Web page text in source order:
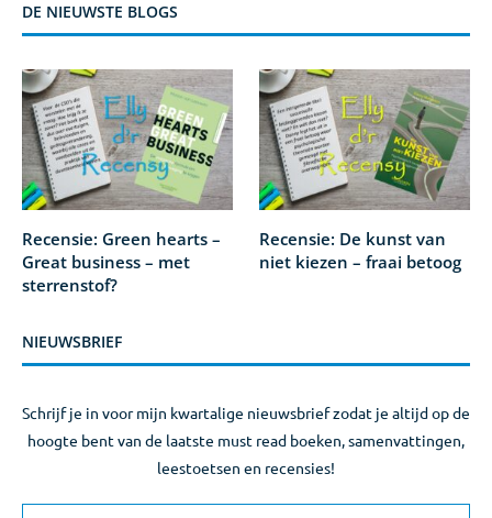
DE NIEUWSTE BLOGS
Recensie: Green hearts –
Great business – met
sterrenstof?
Recensie: De kunst van
niet kiezen – fraai betoog
NIEUWSBRIEF
Schrijf je in voor mijn kwartalige nieuwsbrief zodat je altijd op de
hoogte bent van de laatste must read boeken, samenvattingen,
leestoetsen en recensies!